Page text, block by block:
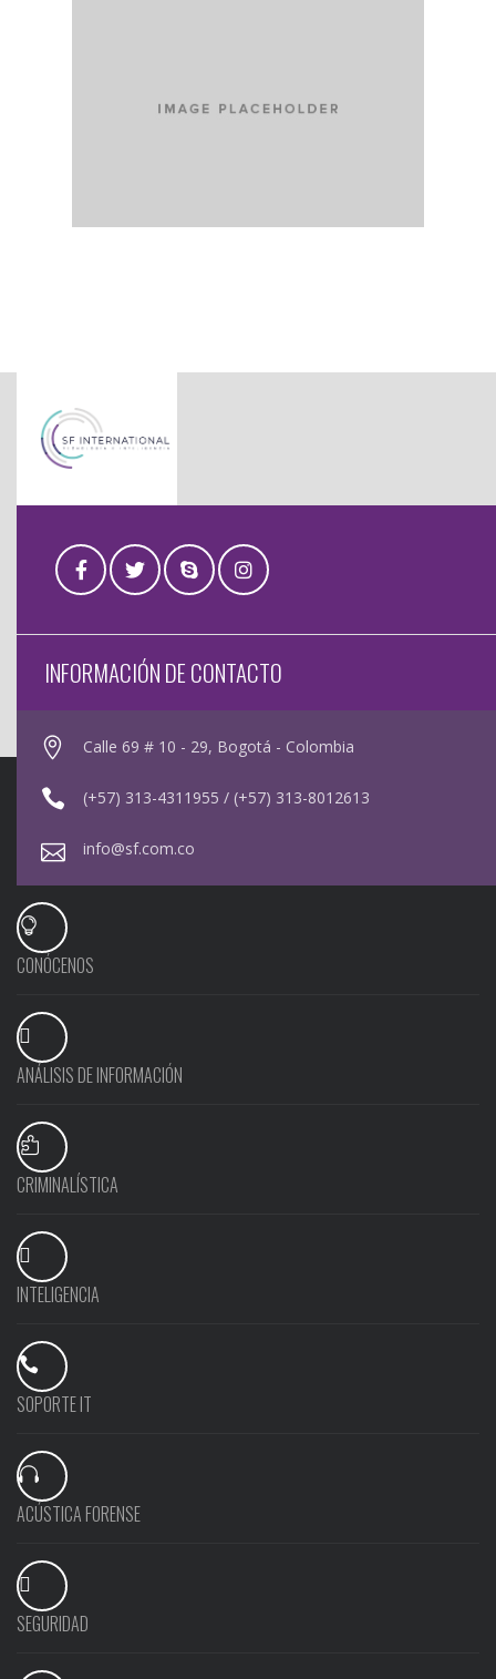
INFORMACIÓN DE CONTACTO
Calle 69 # 10 - 29, Bogotá - Colombia
(+57) 313-4311955 / (+57) 313-8012613
info@sf.com.co
CONÓCENOS
ANÁLISIS DE INFORMACIÓN
CRIMINALÍSTICA
INTELIGENCIA
SOPORTE IT
ACÚSTICA FORENSE
SEGURIDAD